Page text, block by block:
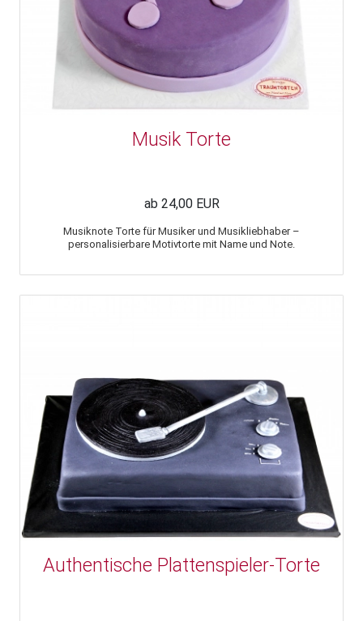
Musik Torte
ab 24,00 EUR
Musiknote Torte für Musiker und Musikliebhaber –
personalisierbare Motivtorte mit Name und Note.
Authentische Plattenspieler-Torte